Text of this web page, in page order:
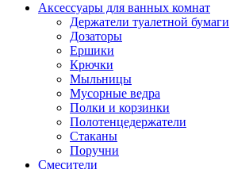
Аксессуары для ванных комнат
Держатели туалетной бумаги
Дозаторы
Ершики
Крючки
Мыльницы
Мусорные ведра
Полки и корзинки
Полотенцедержатели
Стаканы
Поручни
Смесители